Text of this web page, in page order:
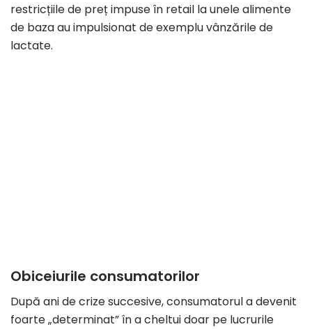
restricțiile de preț impuse în retail la unele alimente
de baza au impulsionat de exemplu vânzările de
lactate.
Obiceiurile consumatorilor
După ani de crize succesive, consumatorul a devenit
foarte „determinat” în a cheltui doar pe lucrurile